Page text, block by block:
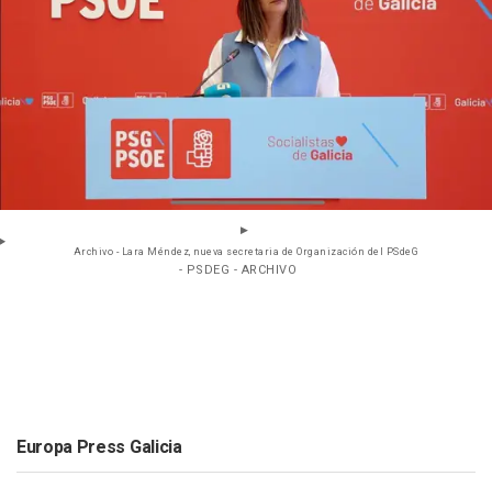
Archivo - Lara Méndez, nueva secretaria de Organización del PSdeG
- PSDEG - ARCHIVO
Europa Press Galicia